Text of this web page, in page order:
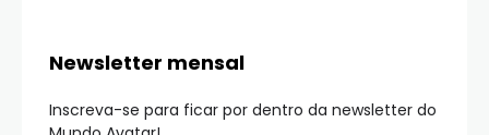
Newsletter mensal
Inscreva-se para ficar por dentro da newsletter do